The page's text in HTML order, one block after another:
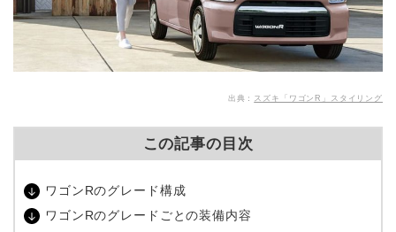
出典： スズキ「ワゴンR」スタイリング
この記事の目次
ワゴンRのグレード構成
ワゴンRのグレードごとの装備内容